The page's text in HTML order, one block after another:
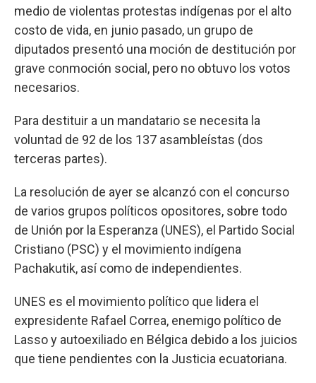
medio de violentas protestas indígenas por el alto
costo de vida, en junio pasado, un grupo de
diputados presentó una moción de destitución por
grave conmoción social, pero no obtuvo los votos
necesarios.
Para destituir a un mandatario se necesita la
voluntad de 92 de los 137 asambleístas (dos
terceras partes).
La resolución de ayer se alcanzó con el concurso
de varios grupos políticos opositores, sobre todo
de Unión por la Esperanza (UNES), el Partido Social
Cristiano (PSC) y el movimiento indígena
Pachakutik, así como de independientes.
UNES es el movimiento político que lidera el
expresidente Rafael Correa, enemigo político de
Lasso y autoexiliado en Bélgica debido a los juicios
que tiene pendientes con la Justicia ecuatoriana.